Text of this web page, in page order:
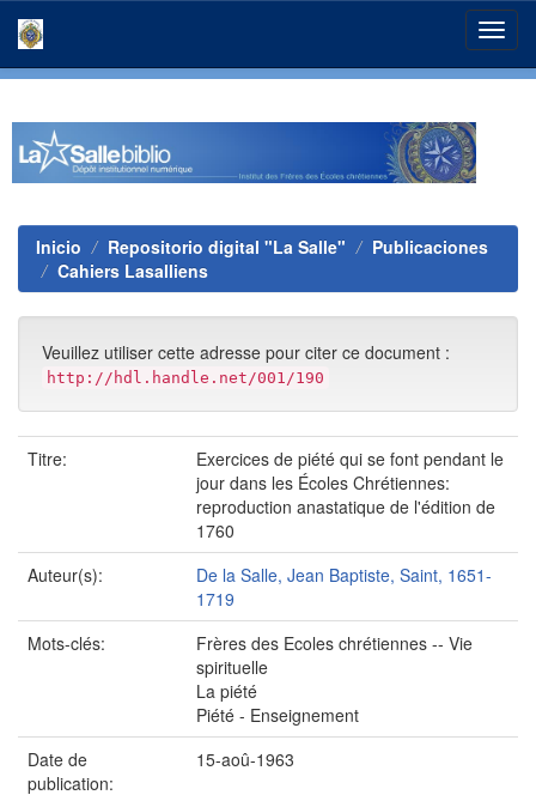
Inicio Repositorio digital "La Salle"
Publicaciones
Cahiers Lasalliens
Veuillez utiliser cette adresse pour citer ce document :
http://hdl.handle.net/001/190
Titre:
Exercices de piété qui se font pendant le
jour dans les Écoles Chrétiennes:
reproduction anastatique de l'édition de
1760
Auteur(s):
De la Salle, Jean Baptiste, Saint, 1651-
1719
Mots-clés:
Frères des Ecoles chrétiennes -- Vie
spirituelle
La piété
Piété - Enseignement
Date de
publication:
15-aoû-1963